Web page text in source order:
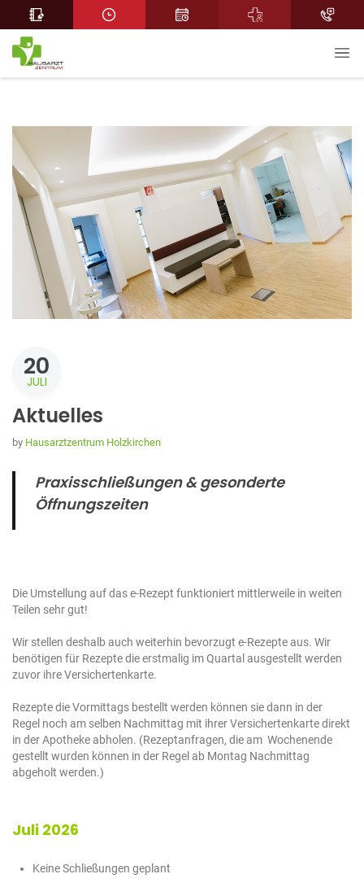
20
JULI
Aktuelles
by Hausarztzentrum Holzkirchen
Praxisschließungen & gesonderte
Öffnungszeiten
Die Umstellung auf das e-Rezept funktioniert mittlerweile in weiten
Teilen sehr gut!
Wir stellen deshalb auch weiterhin bevorzugt e-Rezepte aus. Wir
benötigen für Rezepte die erstmalig im Quartal ausgestellt werden
zuvor ihre Versichertenkarte.
Rezepte die Vormittags bestellt werden können sie dann in der
Regel noch am selben Nachmittag mit ihrer Versichertenkarte direkt
in der Apotheke abholen. (Rezeptanfragen, die am Wochenende
gestellt wurden können in der Regel ab Montag Nachmittag
abgeholt werden.)
Juli 2026
Keine Schließungen geplant